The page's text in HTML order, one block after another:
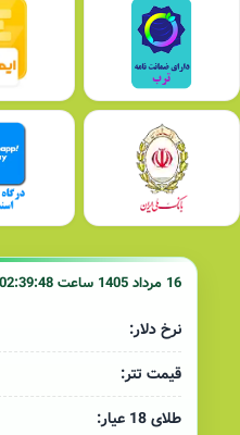
16 مرداد 1405 ساعت 02:39:48
نرخ دلار:
قیمت تتر:
طلای 18 عیار: